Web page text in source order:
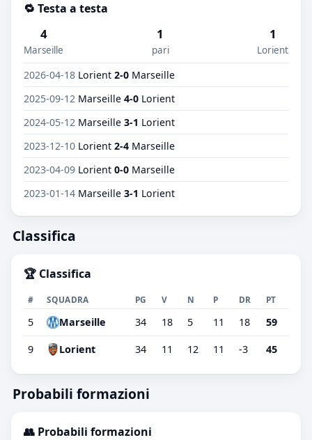
🔁 Testa a testa
4
Marseille
1
pari
1
Lorient
2026-04-18 Lorient 2-0 Marseille
2025-09-12 Marseille 4-0 Lorient
2024-05-12 Marseille 3-1 Lorient
2023-12-10 Lorient 2-4 Marseille
2023-04-09 Lorient 0-0 Marseille
2023-01-14 Marseille 3-1 Lorient
Classifica
🏆 Classifica
# SQUADRA PG V N P DR PT
5 Marseille 34 18 5 11 18 59
9 Lorient 34 11 12 11 -3 45
Probabili formazioni
👥 Probabili formazioni